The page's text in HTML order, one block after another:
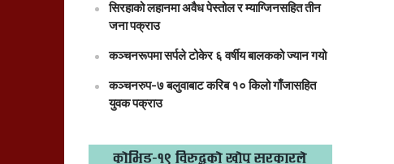
सिरहाको लहानमा अवैध पेस्तोल र म्याग्जिनसहित तीन
जना पक्राउ
कञ्चनरूपमा सर्पले टोकेर ६ वर्षीय बालकको ज्यान गयो
कञ्चनरुप-७ बलुवाबाट करिब १० किलो गाँजासहित
युवक पक्राउ